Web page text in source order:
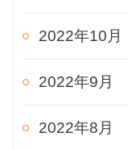
2022年10月
2022年9月
2022年8月